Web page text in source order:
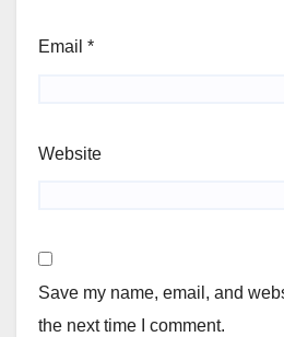
Email *
Website
Save my name, email, and
the next time I comment.